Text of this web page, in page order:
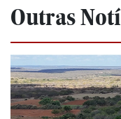
Outras